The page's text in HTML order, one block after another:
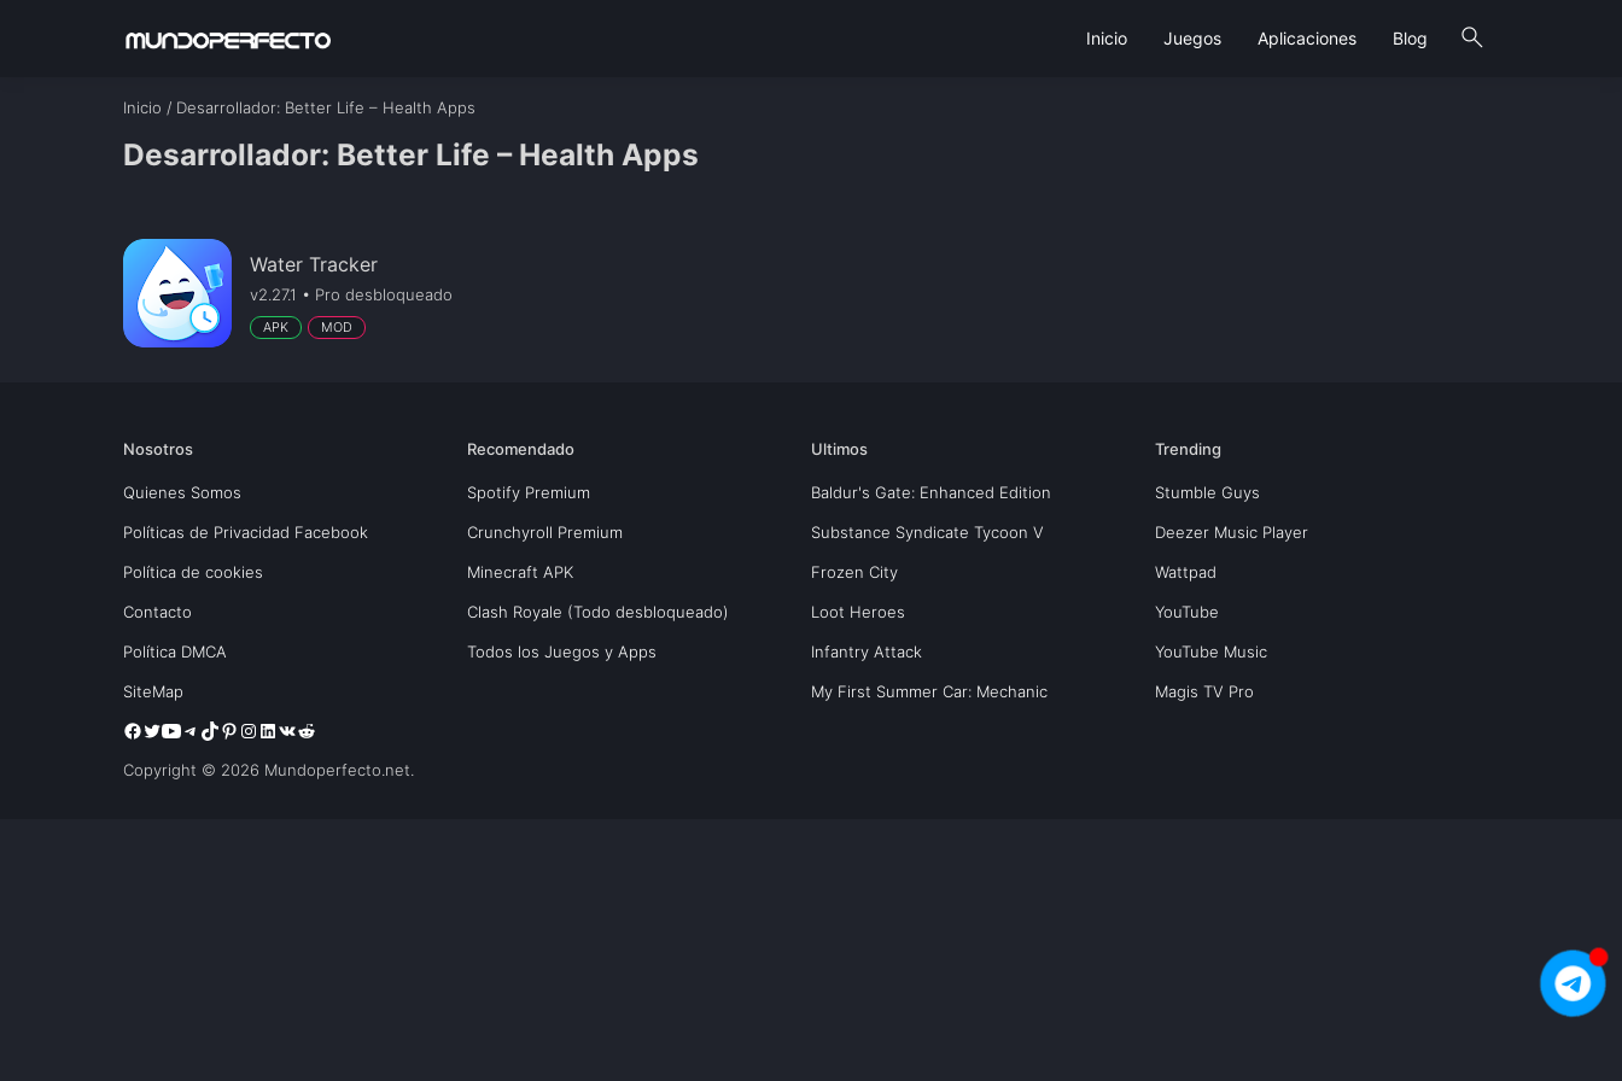
search
Inicio Juegos Aplicaciones Blog
Inicio / Desarrollador: Better Life – Health Apps
Desarrollador: Better Life – Health Apps
Water Tracker
v2.27.1 • Pro desbloqueado
APK MOD
Nosotros
Quienes Somos
Políticas de Privacidad Facebook
Política de cookies
Contacto
Política DMCA
SiteMap
Recomendado
Spotify Premium
Crunchyroll Premium
Minecraft APK
Clash Royale (Todo desbloqueado)
Todos los Juegos y Apps
Ultimos
Baldur's Gate: Enhanced Edition
Substance Syndicate Tycoon V
Frozen City
Loot Heroes
Infantry Attack
My First Summer Car: Mechanic
Trending
Stumble Guys
Deezer Music Player
Wattpad
YouTube
YouTube Music
Magis TV Pro
Copyright © 2026 Mundoperfecto.net.